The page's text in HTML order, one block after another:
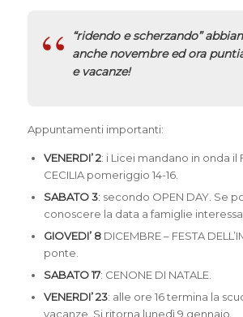
“ridendo e scherzando”
anche novembre ed ora
e vacanze!
Appuntamenti importanti:
VENERDI’ 2: i Licei mandano in onda il
CECILIA pomeriggio 14-16.
SABATO 3: secondo OPEN DAY. Se
conoscere la data a famiglie
GIOVEDI’ 8DICEMBRE – FESTA
ponte.
SABATO 17: CENONE DI NATALE.
VENERDI’ 23: alle ore 16 termina la
vacanze. Si ritorna lunedì 9 gennaio.